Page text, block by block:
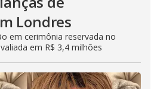
Londres
em cerimônia reservada no
em R$ 3,4 milhões